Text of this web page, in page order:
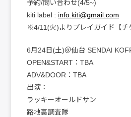
予約/問い合わせ(4/5~)
kiti label : info.kiti@gmail.com
※4/11(火)よりプレイガイド【チ
6月24日(土)＠仙台 SENDAI
OPEN&START：TBA
ADV&DOOR：TBA
出演：
ラッキーオールドサン
路地裏調査隊